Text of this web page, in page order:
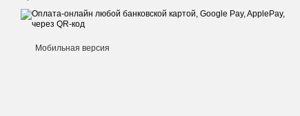
Мобильная версия